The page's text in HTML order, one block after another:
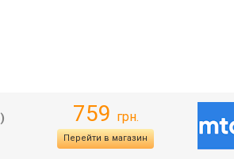
759 грн.
Перейти в магазин